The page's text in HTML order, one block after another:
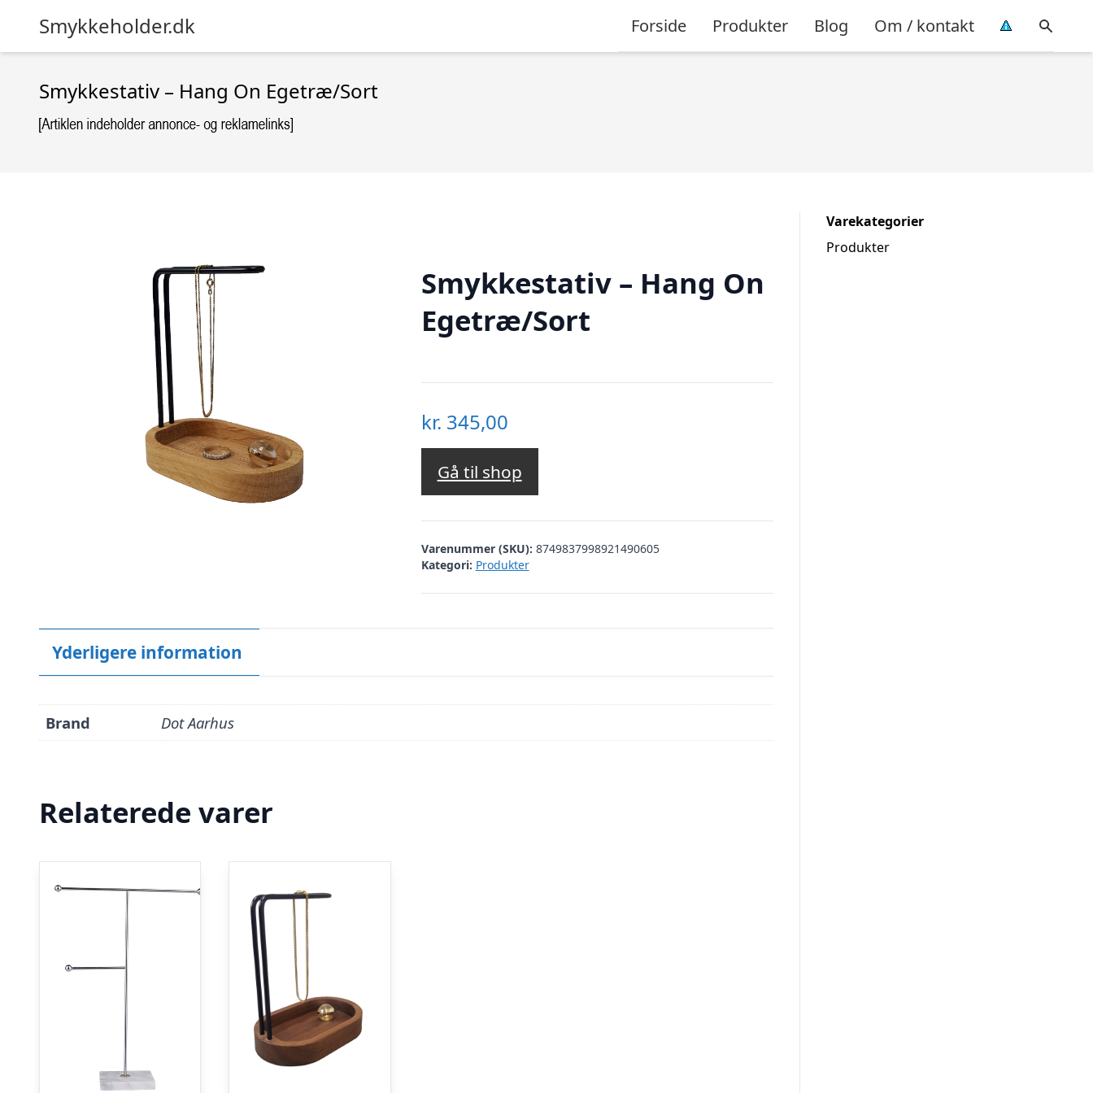
Smykkeholder.dk Forside Produkter Blog Om / kontakt
Smykkestativ – Hang On Egetræ/Sort
Smykkestativ – Hang On
Egetræ/Sort
kr. 345,00
Gå til shop
Varenummer (SKU): 8749837998921490605
Kategori: Produkter
Yderligere information
Brand Dot Aarhus
Relaterede varer
Varekategorier
Produkter